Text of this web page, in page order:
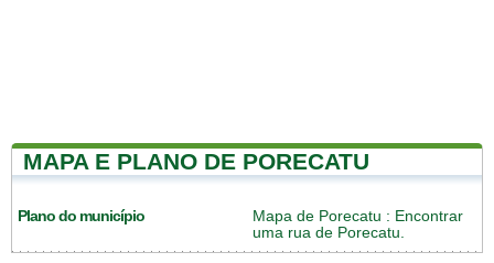
MAPA E PLANO DE PORECATU
Plano do município Mapa de Porecatu : Encontrar
uma rua de Porecatu.